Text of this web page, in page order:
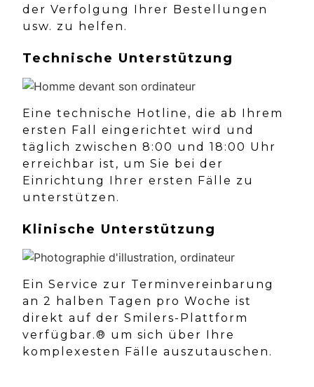
der Verfolgung Ihrer Bestellungen
usw. zu helfen.
Technische Unterstützung
Eine technische Hotline, die ab Ihrem
ersten Fall eingerichtet wird und
täglich zwischen 8:00 und 18:00 Uhr
erreichbar ist, um Sie bei der
Einrichtung Ihrer ersten Fälle zu
unterstützen.
Klinische Unterstützung
Ein Service zur Terminvereinbarung
an 2 halben Tagen pro Woche ist
direkt auf der Smilers-Plattform
verfügbar.® um sich über Ihre
komplexesten Fälle auszutauschen.